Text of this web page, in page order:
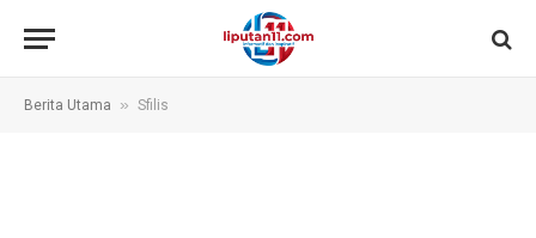
Berita Utama » Sfilis